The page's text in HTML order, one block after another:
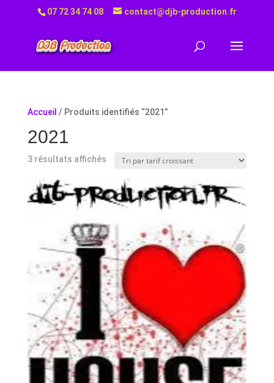
07 72 34 74 08 contact@djb-production.fr
Accueil / Produits identifiés “2021”
2021
3 résultats affichésTrié
prix
croissant